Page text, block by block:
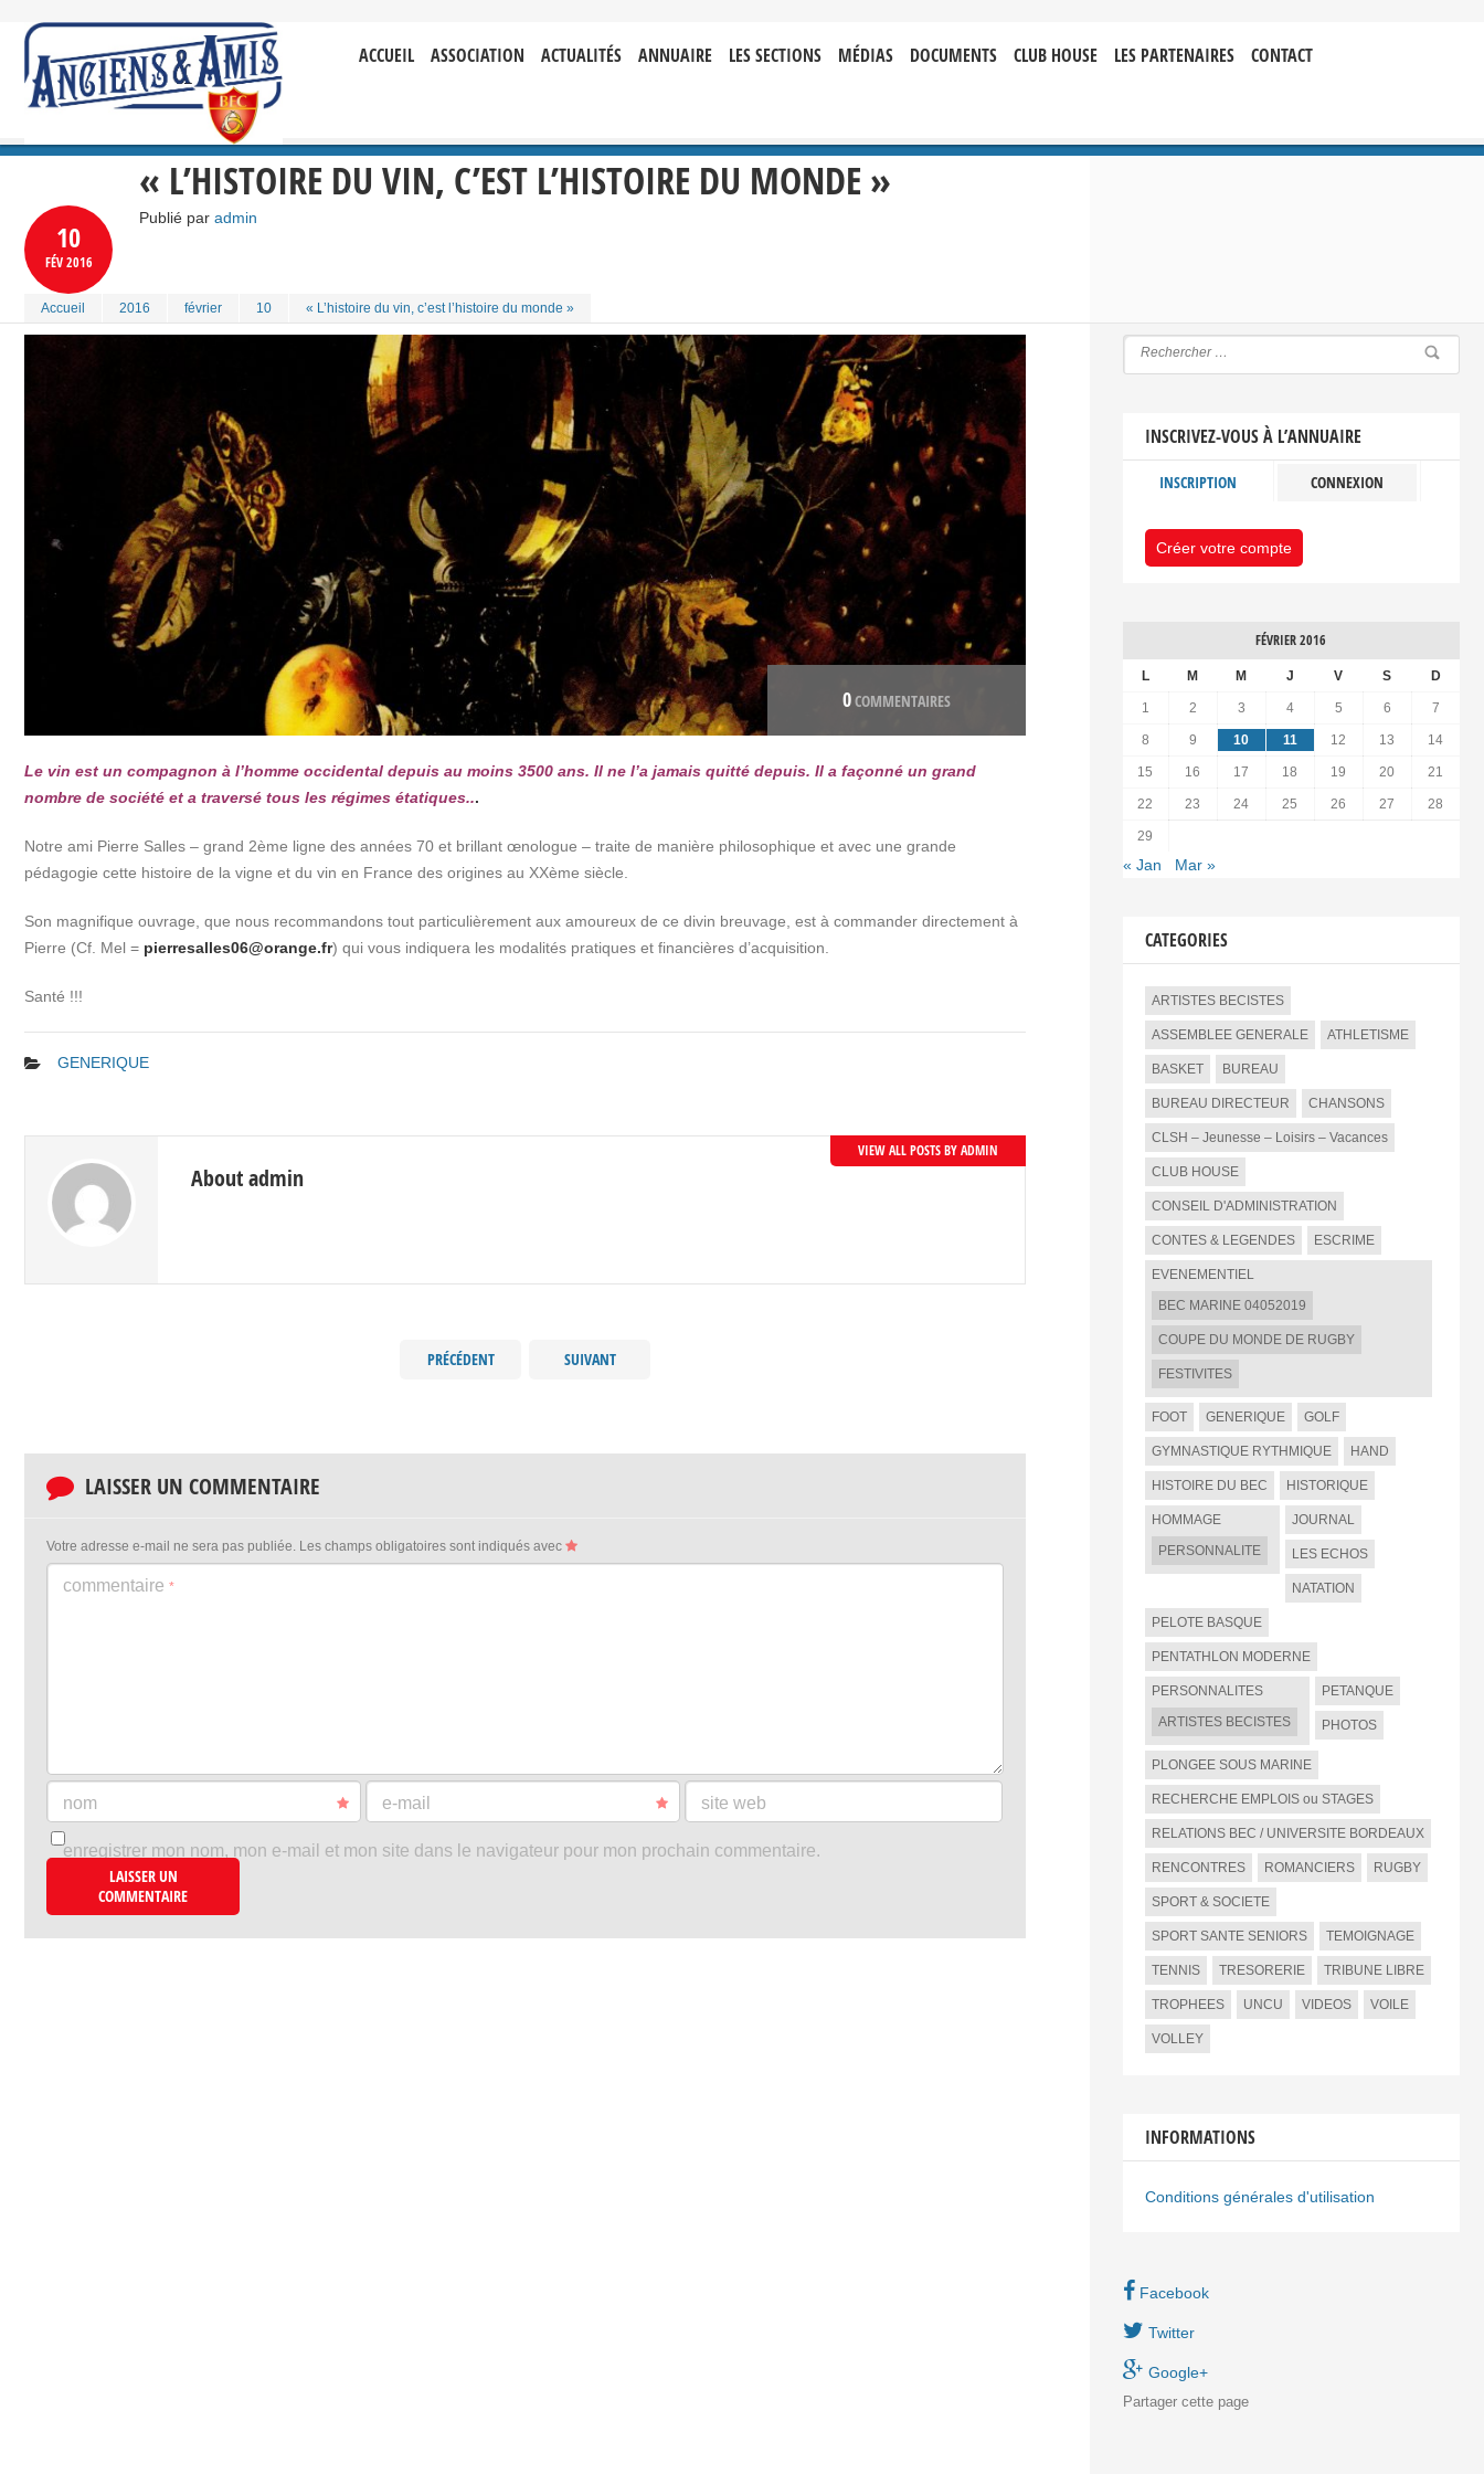
ACCUEIL ASSOCIATION ACTUALITÉS ANNUAIRE LES SECTIONS MÉDIAS DOCUMENTS CLUB HOUSE LES PARTENAIRES CONTACT
10
FÉV2016
« L’HISTOIRE DU VIN, C’EST L’HISTOIRE DU MONDE »
Publié par admin
Accueil 2016 février 10 « L’histoire du vin, c’est l’histoire du monde »
0COMMENTAIRES
Le vin est un compagnon à l’homme occidental depuis au moins 3500 ans. Il ne l’a jamais quitté depuis. Il a façonné un grand
nombre de société et a traversé tous les régimes étatiques...
Notre ami Pierre Salles – grand 2ème ligne des années 70 et brillant œnologue – traite de manière philosophique et avec une grande
pédagogie cette histoire de la vigne et du vin en France des origines au XXème siècle.
Son magnifique ouvrage, que nous recommandons tout particulièrement aux amoureux de ce divin breuvage, est à commander directement à
Pierre (Cf. Mel = pierresalles06@orange.fr) qui vous indiquera les modalités pratiques et financières d’acquisition.
Santé !!!
GENERIQUE
About admin
VIEW ALL POSTS BY ADMIN
PRÉCÉDENT SUIVANT
LAISSER UN COMMENTAIRE
Votre adresse e-mail ne sera pas publiée. Les champs obligatoires sont indiqués avec
commentaire *
nom e-mail site web
enregistrer mon nom, mon e-mail et mon site dans le navigateur pour mon prochain commentaire.
INSCRIVEZ-VOUS À L’ANNUAIRE
INSCRIPTION CONNEXION
Créer votre compte
FÉVRIER 2016
L M M J V S D
1 2 3 4 5 6 7
8 9 10 11 12 13 14
15 16 17 18 19 20 21
22 23 24 25 26 27 28
29
« Jan Mar »
CATEGORIES
ARTISTES BECISTES
ASSEMBLEE GENERALE ATHLETISME
BASKET BUREAU
BUREAU DIRECTEUR CHANSONS
CLSH – Jeunesse – Loisirs – Vacances
CLUB HOUSE
CONSEIL D'ADMINISTRATION
CONTES & LEGENDES ESCRIME
EVENEMENTIEL
BEC MARINE 04052019
COUPE DU MONDE DE RUGBY
FESTIVITES
FOOT GENERIQUE GOLF
GYMNASTIQUE RYTHMIQUE HAND
HISTOIRE DU BEC HISTORIQUE
HOMMAGE
PERSONNALITE
JOURNAL
LES ECHOS
NATATION
PELOTE BASQUE
PENTATHLON MODERNE
PERSONNALITES
ARTISTES BECISTES
PETANQUE
PHOTOS
PLONGEE SOUS MARINE
RECHERCHE EMPLOIS ou STAGES
RELATIONS BEC / UNIVERSITE BORDEAUX
RENCONTRES ROMANCIERS RUGBY
SPORT & SOCIETE
SPORT SANTE SENIORS TEMOIGNAGE
TENNIS TRESORERIE TRIBUNE LIBRE
TROPHEES UNCU VIDEOS VOILE
VOLLEY
INFORMATIONS
Conditions générales d'utilisation
Facebook
Twitter
Google+
Partager cette page